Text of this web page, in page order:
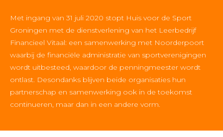
Met ingang van 31 juli 2020 stopt Huis voor de Sport
Groningen met de dienstverlening van het Leerbedrijf
Financieel Vitaal: een samenwerking met Noorderpoort
waarbij de financiële administratie van sportverenigingen
wordt uitbesteed, waardoor de penningmeester wordt
ontlast. Desondanks blijven beide organisaties hun
partnerschap en samenwerking ook in de toekomst
continueren, maar dan in een andere vorm.